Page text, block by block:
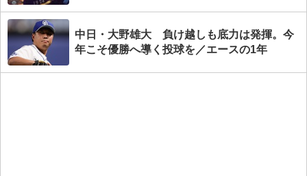
中日・大野雄大 負け越しも底力は発揮。今
年こそ優勝へ導く投球を／エースの1年